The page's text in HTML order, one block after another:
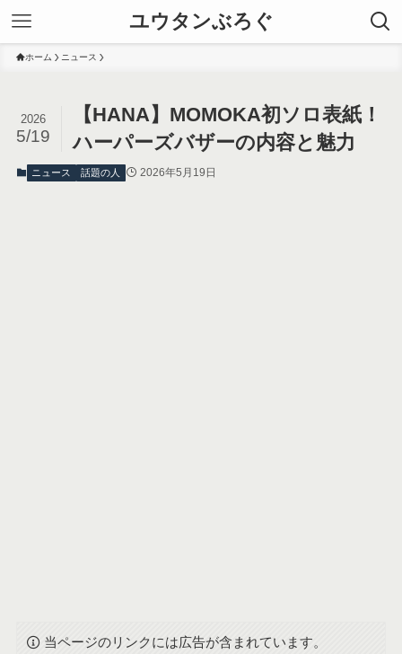
ユウタンぶろぐ
ホーム ニュース
【HANA】MOMOKA初ソロ表紙！
ハーパーズバザーの内容と魅力
2026
5/19
ニュース 話題の人 2026年5月19日
当ページのリンクには広告が含まれています。